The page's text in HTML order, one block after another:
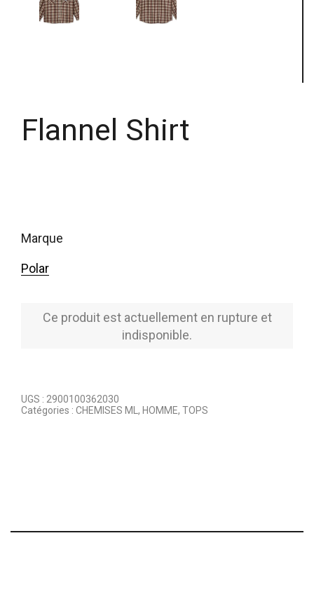
Flannel Shirt
marque
Polar
Ce produit est actuellement en rupture et
indisponible.
UGS : 2900100362030
Catégories : CHEMISES ML, HOMME, TOPS